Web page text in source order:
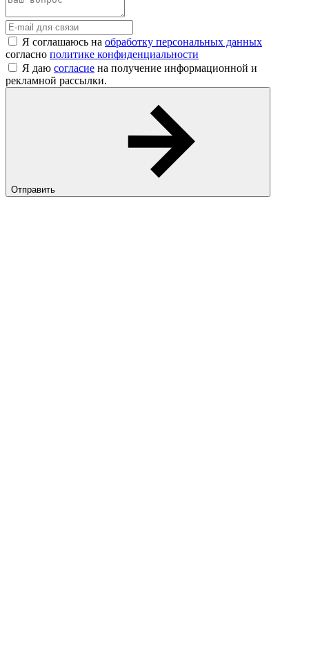
Я соглашаюсь на обработку персональных данных
согласно политике конфиденциальности
Я даю согласие на получение информационной и
рекламной рассылки.
Отправить